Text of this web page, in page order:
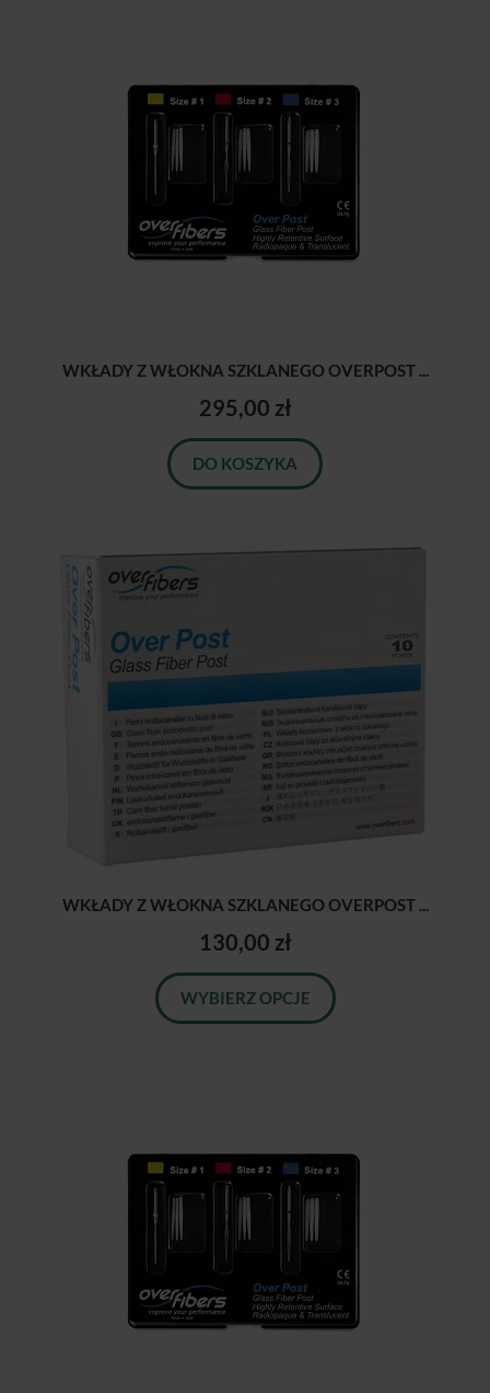
WKŁADY Z WŁOKNA SZKLANEGO OVERPOST ...
295,00 zł
DO KOSZYKA
WKŁADY Z WŁOKNA SZKLANEGO OVERPOST ...
130,00 zł
WYBIERZ OPCJE